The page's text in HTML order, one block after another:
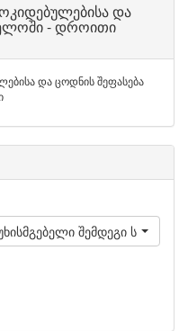
და
- დროითი
და ცოდნის შეფასება
შემდეგი